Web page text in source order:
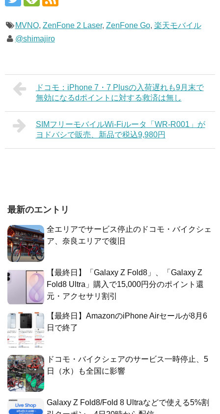
MVNO, ZenFone 2 Laser, ZenFone Go, 楽天モバイル
@shimajiro
ドコモ：iPhone 7・7 Plusの入荷遅れも9月末で
無効になるdポイントに対する救済は無し
SIMフリーモバイルWi-Fiルータ「WR-R001」が
ヨドバシで販売、新品で税込9,980円
最新のエントリ
全エリアでサービス停止のドコモ・バイクシェ
ア、奈良エリアで復旧
【最終日】「Galaxy Z Fold8」、「Galaxy Z
Fold8 Ultra」購入で15,000円分のポイント還
元・アクセサリ割引
【最終日】AmazonのiPhone Airセールが8月6
日で終了
ドコモ・バイクシェアのサービス一時停止、5
日（水）も全国に影響
Galaxy Z Fold8/Fold 8 Ultraなどで使える5%割